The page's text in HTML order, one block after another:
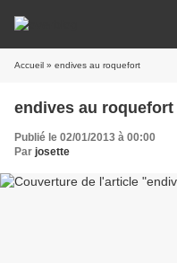
Accueil » endives au roquefort
endives au roquefort
Publié le 02/01/2013 à 00:00
Par josette